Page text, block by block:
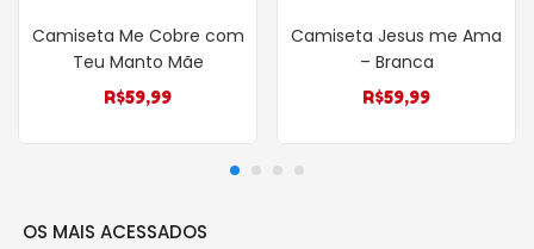
Camiseta Me Cobre com
Teu Manto Mãe
R$59,99
Camiseta Jesus me Ama
– Branca
R$59,99
OS MAIS ACESSADOS